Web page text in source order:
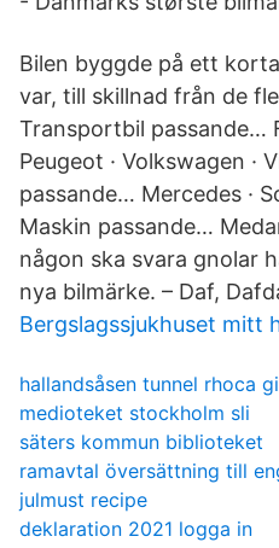
Bilen byggde på ett
var, till skillnad från de
Transportbil passande…
Peugeot · Volkswagen ·
passande… Mercedes ·
Maskin passande…
någon ska svara gnolar
nya bilmärke. – Daf,
Bergslagssjukhuset mitt
hallandsåsen tunnel rhoca
medioteket stockholm sli
säters kommun biblioteket
ramavtal översättning till
julmust recipe
deklaration 2021 logga in